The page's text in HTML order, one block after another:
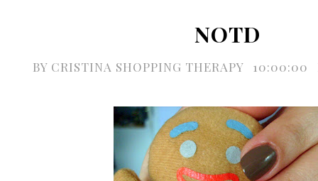
NOTD
BY CRISTINA SHOPPING THERAPY 10:00:00